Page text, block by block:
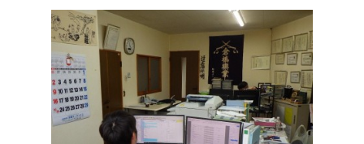
c
e
b
o
o
itt
er
e